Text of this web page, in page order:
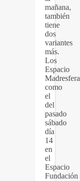
mañana,
también
tiene
dos
variantes
más.
Los
Espacio
Madresfera
como
el
del
pasado
sábado
día
14
en
el
Espacio
Fundación